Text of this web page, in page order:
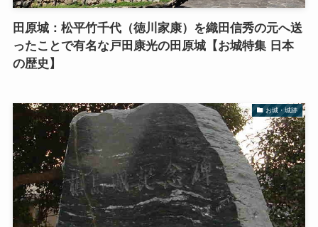
田原城：松平竹千代（徳川家康）を織田信秀の元へ送
ったことで有名な戸田康光の田原城【お城特集 日本
の歴史】
お城・城跡